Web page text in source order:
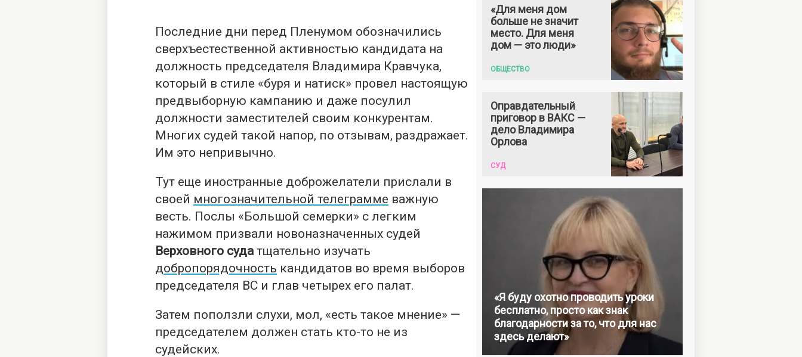
Последние дни перед Пленумом обозначились
сверхъестественной активностью кандидата на
должность председателя Владимира Кравчука,
который в стиле «буря и натиск» провел настоящую
предвыборную кампанию и даже посулил
должности заместителей своим конкурентам.
Многих судей такой напор, по отзывам, раздражает.
Им это непривычно.
Тут еще иностранные доброжелатели прислали в
своей многозначительной телеграмме важную
весть. Послы «Большой семерки» с легким
нажимом призвали новоназначенных судей
Верховного судатщательно изучать
добропорядочность кандидатов во время выборов
председателя ВС и глав четырех его палат.
Затем поползли слухи, мол, «есть такое мнение» —
председателем должен стать кто-то не из
судейских.
«Для меня дом
больше не значит
место. Для меня
дом — это люди»
ОБЩЕСТВО
Оправдательный
приговор в ВАКС —
дело Владимира
Орлова
СУД
«Я буду охотно проводить уроки
бесплатно, просто как знак
благодарности за то, что для нас
здесь делают»